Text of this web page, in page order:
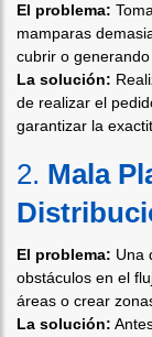
El problema:
mamparas
cubrir o
La solución:
de realizar el
garantizar la
2. Mala
El problema: Una
obstáculos en el
áreas o crear
La solución: